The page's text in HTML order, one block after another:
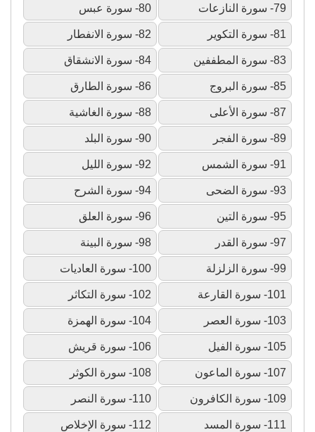
79- سورة النازعات 80- سورة عبس
81- سورة التكوير 82- سورة الانفطار
83- سورة المطففين 84- سورة الانشقاق
85- سورة البروج 86- سورة الطارق
87- سورة الأعلى 88- سورة الغاشية
89- سورة الفجر 90- سورة البلد
91- سورة الشمس 92- سورة الليل
93- سورة الضحى 94- سورة الشرح
95- سورة التين 96- سورة العلق
97- سورة القدر 98- سورة البينة
99- سورة الزلزلة 100- سورة العاديات
101- سورة القارعة 102- سورة التكاثر
103- سورة العصر 104- سورة الهمزة
105- سورة الفيل 106- سورة قريش
107- سورة الماعون 108- سورة الكوثر
109- سورة الكافرون 110- سورة النصر
111- سورة المسد 112- سورة الإخلاص